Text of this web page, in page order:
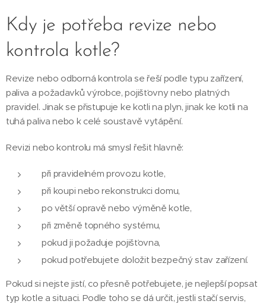
Kdy je potřeba revize nebo
kontrola kotle?
Revize nebo odborná kontrola se řeší podle typu zařízení,
paliva a požadavků výrobce, pojišťovny nebo platných
pravidel. Jinak se přistupuje ke kotli na plyn, jinak ke kotli na
tuhá paliva nebo k celé soustavě vytápění.
Revizi nebo kontrolu má smysl řešit hlavně:
při pravidelném provozu kotle,
při koupi nebo rekonstrukci domu,
po větší opravě nebo výměně kotle,
při změně topného systému,
pokud ji požaduje pojišťovna,
pokud potřebujete doložit bezpečný stav zařízení.
Pokud si nejste jistí, co přesně potřebujete, je nejlepší popsat
typ kotle a situaci. Podle toho se dá určit, jestli stačí servis,